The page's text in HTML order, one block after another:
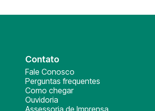
Contato
Fale Conosco
Perguntas frequentes
Como chegar
Ouvidoria
Assessoria de Imprensa